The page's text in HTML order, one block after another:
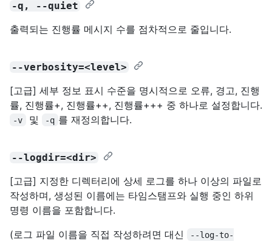
-q, --quiet
출력되는 진행률 메시지 수를 점차적으로 줄입니다.
--verbosity=<level>
[고급] 세부 정보 표시 수준을 명시적으로 오류, 경고, 진행
률, 진행률+, 진행률++, 진행률+++ 중 하나로 설정합니다.
-v 및 -q 를 재정의합니다.
--logdir=<dir>
[고급] 지정한 디렉터리에 상세 로그를 하나 이상의 파일로
작성하며, 생성된 이름에는 타임스탬프와 실행 중인 하위
명령 이름을 포함합니다.
(로그 파일 이름을 직접 작성하려면 대신
--log-to-